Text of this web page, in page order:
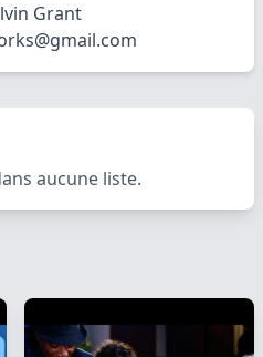
Grant
aucune liste.